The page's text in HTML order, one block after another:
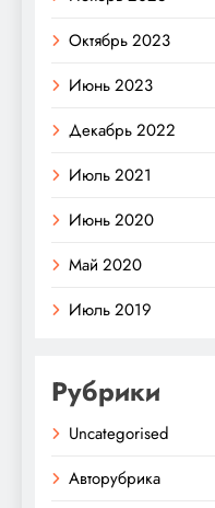
Октябрь 2023
Июнь 2023
Декабрь 2022
Июль 2021
Июнь 2020
Май 2020
Июль 2019
Рубрики
Uncategorised
Авторубрика